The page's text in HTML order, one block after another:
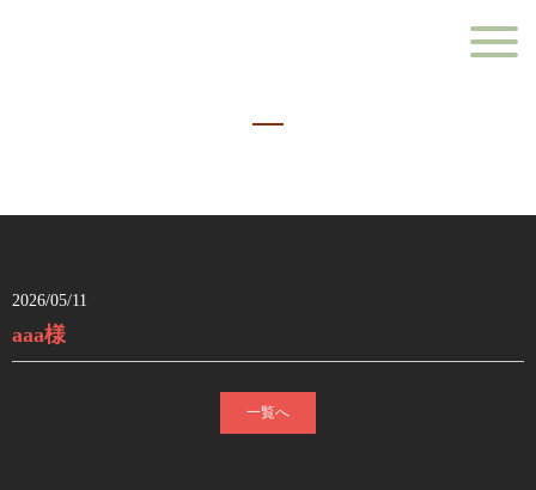
2026/05/11
aaa様
一覧へ